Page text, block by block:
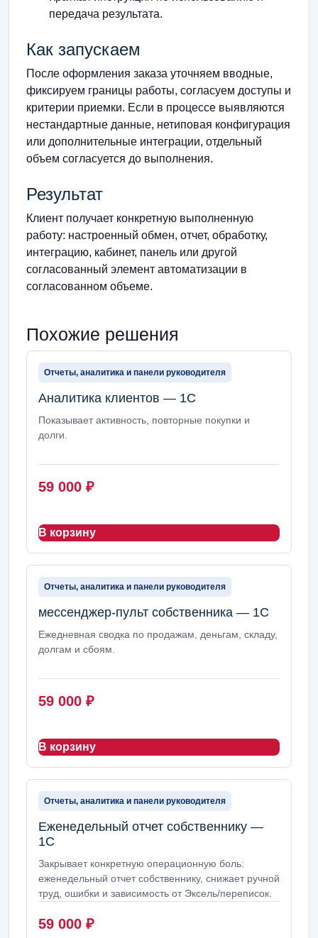
передача результата.
Как запускаем
После оформления заказа уточняем вводные,
фиксируем границы работы, согласуем доступы и
критерии приемки. Если в процессе выявляются
нестандартные данные, нетиповая конфигурация
или дополнительные интеграции, отдельный
объем согласуется до выполнения.
Результат
Клиент получает конкретную выполненную
работу: настроенный обмен, отчет, обработку,
интеграцию, кабинет, панель или другой
согласованный элемент автоматизации в
согласованном объеме.
Похожие решения
Отчеты, аналитика и панели руководителя
Аналитика клиентов — 1С
Показывает активность, повторные покупки и
долги.
59 000 ₽
В корзину
Отчеты, аналитика и панели руководителя
мессенджер-пульт собственника — 1С
Ежедневная сводка по продажам, деньгам, складу,
долгам и сбоям.
59 000 ₽
В корзину
Отчеты, аналитика и панели руководителя
Еженедельный отчет собственнику —
1С
Закрывает конкретную операционную боль:
еженедельный отчет собственнику, снижает ручной
труд, ошибки и зависимость от Эксель/переписок.
59 000 ₽